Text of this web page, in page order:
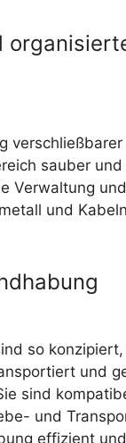
sauber
Verwaltung
und
so
und
sind
und
effizient